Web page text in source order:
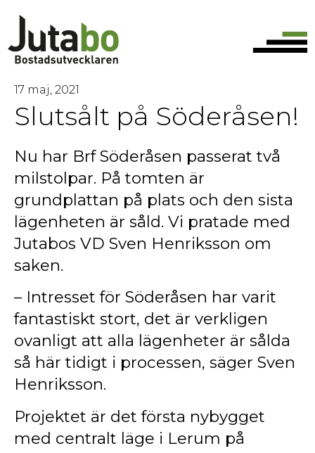
17 maj, 2021
Slutsålt på Söderåsen!
Nu har Brf Söderåsen passerat två
milstolpar. På tomten är
grundplattan på plats och den sista
lägenheten är såld. Vi pratade med
Jutabos VD Sven Henriksson om
saken.
– Intresset för Söderåsen har varit
fantastiskt stort, det är verkligen
ovanligt att alla lägenheter är sålda
så här tidigt i processen, säger Sven
Henriksson.
Projektet är det första nybygget
med centralt läge i Lerum på